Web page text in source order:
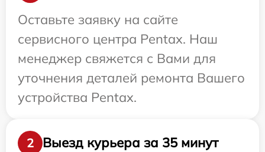
Оставьте заявку на сайте
сервисного центра Pentax. Наш
менеджер свяжется с Вами для
уточнения деталей ремонта Вашего
устройства Pentax.
2
Выезд курьера за 35 минут